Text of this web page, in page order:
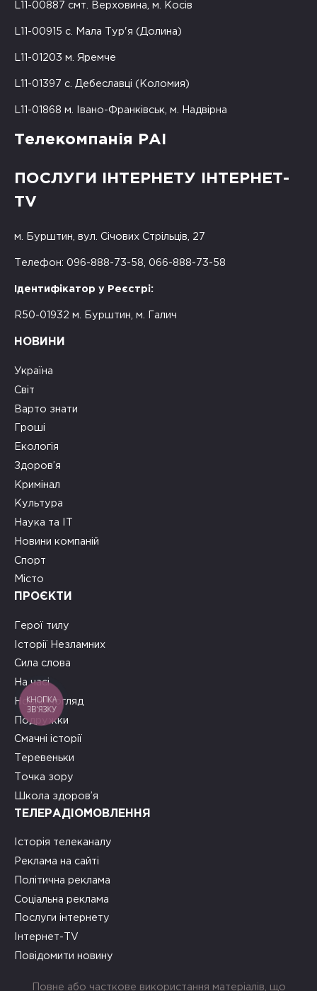
L11-00887 смт. Верховина, м. Косів
L11-00915 с. Мала Тур'я (Долина)
L11-01203 м. Яремче
L11-01397 с. Дебеславці (Коломия)
L11-01868 м. Івано-Франківськ, м. Надвірна
Телекомпанія РАІ
ПОСЛУГИ ІНТЕРНЕТУ ІНТЕРНЕТ-
TV
м. Бурштин, вул. Січових Стрільців, 27
Телефон: 096-888-73-58, 066-888-73-58
Ідентифікатор у Реєстрі:
R50-01932 м. Бурштин, м. Галич
НОВИНИ
Україна
Світ
Варто знати
Гроші
Екологія
Здоров’я
Кримінал
Культура
Наука та ІТ
Новини компаній
Спорт
Місто
ПРОЄКТИ
Герої тилу
Історії Незламних
Сила слова
На часі
Новий погляд
Подружки
Смачні історії
Теревеньки
Точка зору
Школа здоров’я
ТЕЛЕРАДІОМОВЛЕННЯ
Історія телеканалу
Реклама на сайті
Політична реклама
Соціальна реклама
Послуги інтернету
Інтернет-TV
Повідомити новину
Повне або часткове використання матеріалів, що
КНОПКА
ЗВ'ЯЗКУ